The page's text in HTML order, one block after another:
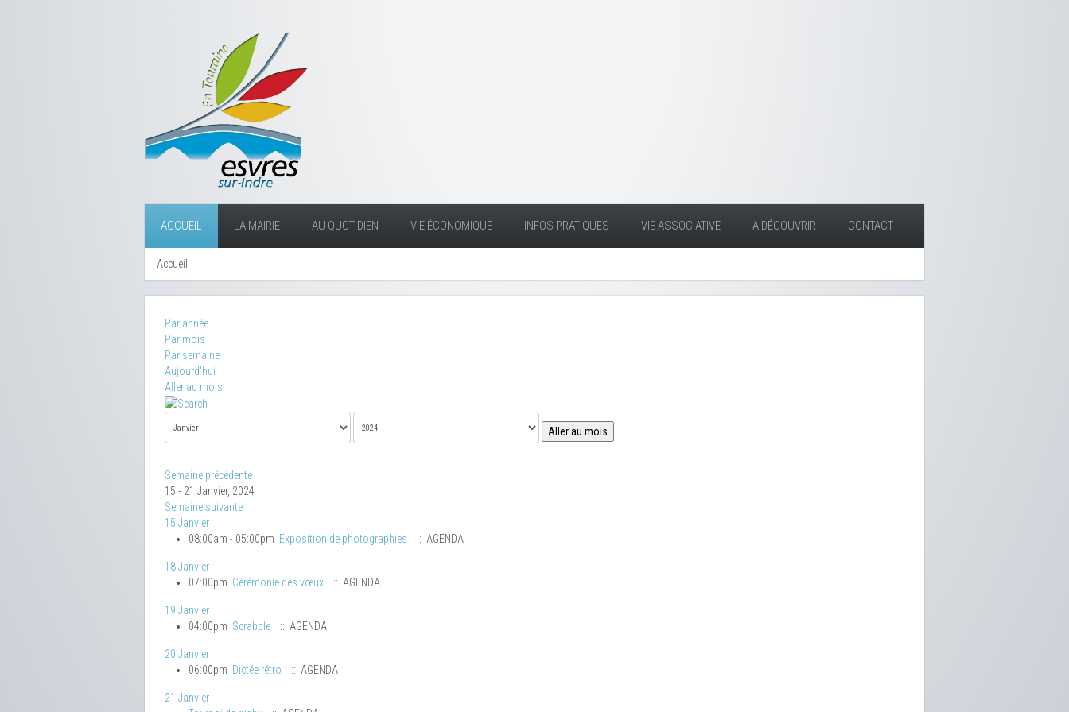
ACCUEIL LA MAIRIE AU QUOTIDIEN VIE ÉCONOMIQUE INFOS PRATIQUES VIE ASSOCIATIVE A DÉCOUVRIR CONTACT
Accueil
Par année
Par mois
Par semaine
Aujourd'hui
Aller au mois
Aller au mois
Semaine précédente
15 - 21 Janvier, 2024
Semaine suivante
15 Janvier
08:00am - 05:00pm Exposition de photographies :: AGENDA
18 Janvier
07:00pm Cérémonie des vœux :: AGENDA
19 Janvier
04:00pm Scrabble :: AGENDA
20 Janvier
06:00pm Dictée rétro :: AGENDA
21 Janvier